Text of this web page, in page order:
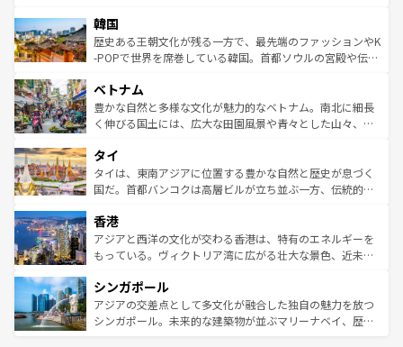
ワイを、存分に味わってほしい。 なお、新着のハワイ情報
はコンテンツ一覧を参照してほしい。
いる。アクティビティも充実しており、サーフィンやダイ
ビング、ハイキングなど、アウトドア好きにはたまらな
い。オーストラリアの多彩な魅力を存分に味わいつくそ
参照してほしい。
ン）、静ひつな山岳地帯である台湾東部など、都市の喧騒
と山間の静けさが共存しており、訪れる人に新しい発見と
驚きをもたらしてくれる。また、奥深い台湾の食文化も魅
容にもいいと評判のスイーツなど、バラエティ豊かな料理
が味わえる。 なお、新着の台湾情報は コンテンツ一覧を参
照してほしい。
韓国
歴史ある王朝文化が残る一方で、最先端のファッションやK
-POPで世界を席巻している韓国。首都ソウルの宮殿や伝統
き、地方に足を延ばせば四季折々の自然美を楽しむことが
できる。そして、キムチや焼肉、絶品のストリートフード
まで、さまざまな韓国料理が待っている。夜には、韓国な
リティに包まれながら、韓国の多彩な魅力を心ゆくまで味
わってみてほしい。 なお、新着の韓国情報はコンテンツ一
覧を参照してほしい。
ベトナム
豊かな自然と多様な文化が魅力的なベトナム。南北に細長
く伸びる国土には、広大な田園風景や青々とした山々、世
急速な発展と共に伝統が息づく。ハノイの古い町並みやホ
ーチミン市のフランス統治時代の建物も、独特の雰囲気を
醸し出している。また、バラエティの豊かさとおいしさで
とつ。フォーやバインミー、ベトナムコーヒーなどは、ぜ
ひ現地で味わいたい。どの地域を訪れてもあたたかい人々
が旅行者を迎えてくれるので、きっと忘れられない旅にな
参照してほしい。
タイ
タイは、東南アジアに位置する豊かな自然と歴史が息づく
国だ。首都バンコクは高層ビルが立ち並ぶ一方、伝統的な
の活気が交差している。北部ではチェンマイなどの山岳地
帯で自然と触れ合い、南部ではプーケットやクラビの美し
いビーチでリゾート気分を楽しむことができる。タイ料理
激する。気候は一年中温暖で、どの季節にも異なる楽しみ
が待っている。親しみやすいタイの人々、仏教を中心とし
た文化、そして多様な観光資源が、訪れる旅人を魅了し続
香港
アジアと西洋の文化が交わる香港は、特有のエネルギーを
もっている。ヴィクトリア湾に広がる壮大な景色、近未来
み、どこを訪れても感動するはず。観光スポットが密集し
ており、効率よく見どころを回れるのも魅力。息をのむよ
うな絶景から文化的な体験まで、香港を存分に楽しみ尽く
シンガポール
アジアの交差点として多文化が融合した独自の魅力を放つ
シンガポール。未来的な建築物が並ぶマリーナベイ、歴史